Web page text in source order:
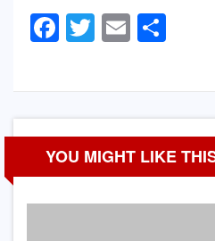
Facebook
Twitter
Email
YOU MIGHT LIKE